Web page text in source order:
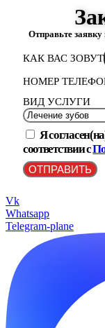
Отправьте
КАК ВАС ЗОВУТ
НОМЕР
ВИД УСЛУГИ
Я
соответствии с
ОТПРАВИТЬ
Vk
Whatsapp
Telegram-plane